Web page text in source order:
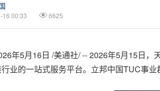
16 00:33 6625
年5月16日 /美通社/ --2026年5月15日，
业的一站式服务平台。立邦中国TUC事